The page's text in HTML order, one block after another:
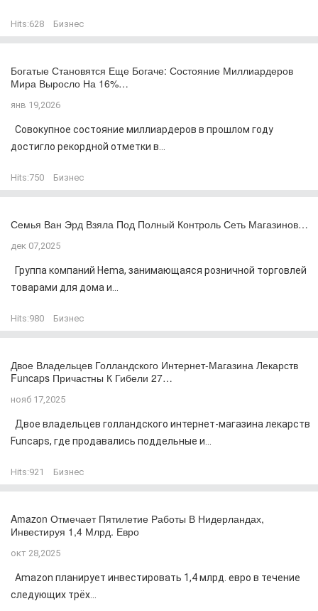
Hits:628 Бизнес
Богатые Становятся Еще Богаче: Состояние Миллиардеров
Мира Выросло На 16%…
янв 19,2026
Совокупное состояние миллиардеров в прошлом году
достигло рекордной отметки в...
Hits:750 Бизнес
Семья Ван Эрд Взяла Под Полный Контроль Сеть Магазинов…
дек 07,2025
Группа компаний Hema, занимающаяся розничной торговлей
товарами для дома и...
Hits:980 Бизнес
Двое Владельцев Голландского Интернет-Магазина Лекарств
Funcaps Причастны К Гибели 27…
нояб 17,2025
Двое владельцев голландского интернет-магазина лекарств
Funcaps, где продавались поддельные и...
Hits:921 Бизнес
Amazon Отмечает Пятилетие Работы В Нидерландах,
Инвестируя 1,4 Млрд. Евро
окт 28,2025
Amazon планирует инвестировать 1,4 млрд. евро в течение
следующих трёх...